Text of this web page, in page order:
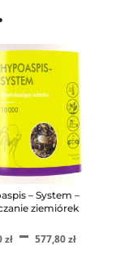
– System –
ziemiórek
zł – 577,80zł